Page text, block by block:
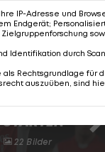
SLIDESHOW
STARTEN
22 Bilder
IP-Adresse und
Endgerät;
Identifikation durch
Rechtsgrundlage für
auszuüben, sind